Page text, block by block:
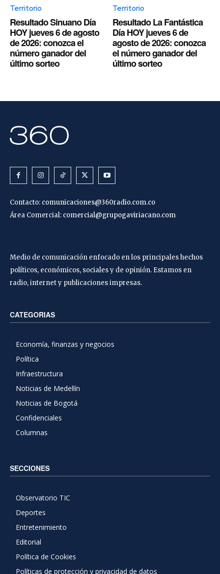
Territorio
Resultado Sinuano Día
HOY jueves 6 de agosto
de 2026: conozca el
número ganador del
último sorteo
Territorio
Resultado La Fantástica
Día HOY jueves 6 de
agosto de 2026: conozca
el número ganador del
último sorteo
Contacto: comunicaciones@360radio.com.co
Área Comercial: comercial@grupogaviriacano.com
Medio de comunicación enfocado en los principales hechos
políticos, económicos, sociales y de opinión. Estamos en
radio, internet y publicaciones impresas.
CATEGORIAS
Economía, finanzas y negocios
Política
Infraestructura
Noticias de Medellín
Noticias de Bogotá
Confidenciales
Columnas
SECCIONES
Observatorio TIC
Deportes
Entretenimiento
Editorial
Política de Cookies
Políticas de protección y privacidad de datos